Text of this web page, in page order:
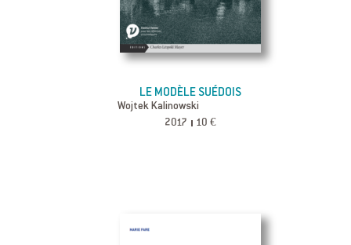
LE MODÈLE SUÉDOIS
Wojtek Kalinowski
2017 10 €